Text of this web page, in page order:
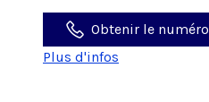
Obtenir le numéro
Plus d'infos